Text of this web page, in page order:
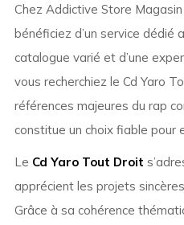
Chez Addictive Store
bénéficiez d’un service dédié
catalogue varié et d’une
vous recherchiez le Cd Yaro
références majeures du rap
constitue un choix fiable pour
Le Cd Yaro Tout Droit
apprécient les projets
Grâce à sa cohérence